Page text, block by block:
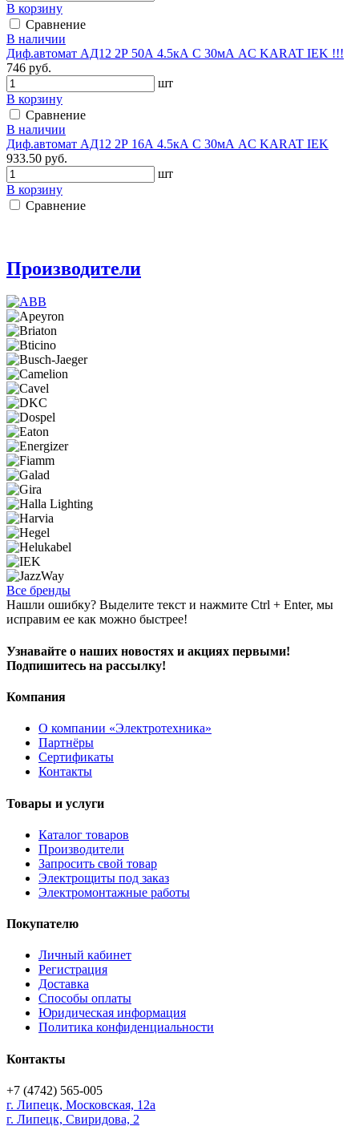
В корзину
Сравнение
В наличии
Диф.автомат АД12 2Р 50А 4.5кА C 30мА AC KARAT IEK !!!
746 руб.
шт
В корзину
Сравнение
В наличии
Диф.автомат АД12 2Р 16А 4.5кА C 30мА AC KARAT IEK
933.50 руб.
шт
В корзину
Сравнение
Производители
Все бренды
Нашли ошибку? Выделите текст и нажмите Ctrl + Enter, мы
исправим ее как можно быстрее!
Узнавайте о наших новостях и акциях первыми!
Подпишитесь на рассылку!
Компания
О компании «Электротехника»
Партнёры
Сертификаты
Контакты
Товары и услуги
Каталог товаров
Производители
Запросить свой товар
Электрощиты под заказ
Электромонтажные работы
Покупателю
Личный кабинет
Регистрация
Доставка
Способы оплаты
Юридическая информация
Политика конфиденциальности
Контакты
+7 (4742) 565-005
г. Липецк, Московская, 12а
г. Липецк, Свиридова, 2